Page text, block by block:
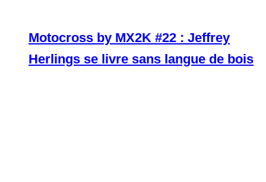
Motocross by MX2K #22 : Jeffrey
Herlings se livre sans langue de bois